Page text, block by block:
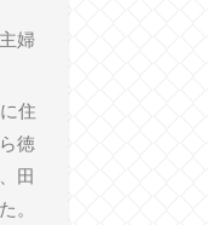
婦
住
徳
田
。